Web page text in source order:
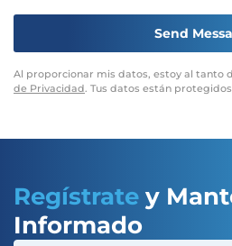
Al proporcionar mis datos, estoy al tanto
de Privacidad. Tus datos están
Regístrate y
Informado